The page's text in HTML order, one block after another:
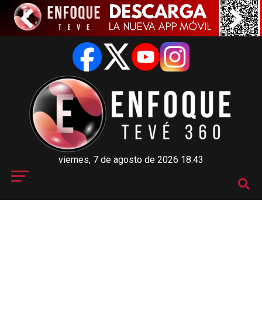
viernes, 7 de agosto de 2026 18:43